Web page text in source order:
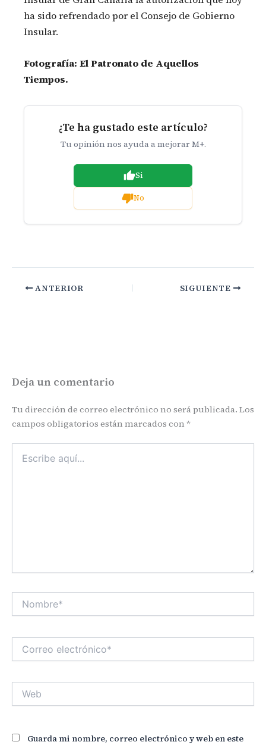
ha sido refrendado por el Consejo de Gobierno
Insular.
Fotografía: El Patronato de Aquellos
Tiempos.
¿Te ha gustado este artículo?
Tu opinión nos ayuda a mejorar M+.
Si
No
ANTERIOR SIGUIENTE
Deja un comentario
Tu dirección de correo electrónico no será publicada. Los
campos obligatorios están marcados con *
aquí...
Nombre*
electrónico*
Web
Guarda mi nombre, correo electrónico y web en este